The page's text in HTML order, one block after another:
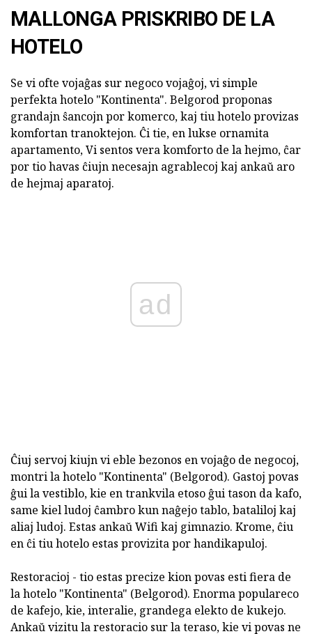
MALLONGA PRISKRIBO DE LA
HOTELO
Se vi ofte vojaĝas sur negoco vojaĝoj, vi simple
perfekta hotelo "Kontinenta". Belgorod proponas
grandajn ŝancojn por komerco, kaj tiu hotelo provizas
komfortan tranoktejon. Ĉi tie, en lukse ornamita
apartamento, Vi sentos vera komforto de la hejmo, ĉar
por tio havas ĉiujn necesajn agrablecoj kaj ankaŭ aro
de hejmaj aparatoj.
ad
Ĉiuj servoj kiujn vi eble bezonos en vojaĝo de negocoj,
montri la hotelo "Kontinenta" (Belgorod). Gastoj povas
ĝui la vestiblo, kie en trankvila etoso ĝui tason da kafo,
same kiel ludoj ĉambro kun naĝejo tablo, bataliloj kaj
aliaj ludoj. Estas ankaŭ Wifi kaj gimnazio. Krome, ĉiu
en ĉi tiu hotelo estas provizita por handikapuloj.
Restoracioj - tio estas precize kion povas esti fiera de
la hotelo "Kontinenta" (Belgorod). Enorma populareco
de kafejo, kie, interalie, grandega elekto de kukejo.
Ankaŭ vizitu la restoracio sur la teraso, kie vi povas ne